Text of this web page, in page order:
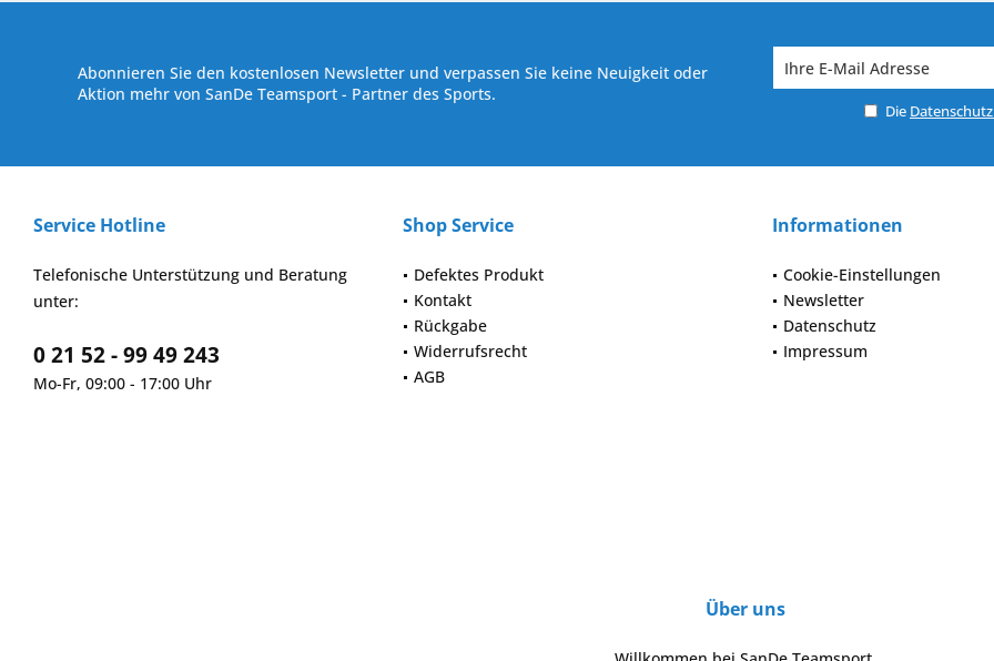
Abonnieren Sie den kostenlosen Newsletter und verpassen Sie keine Neuigkeit oder
Aktion mehr von SanDe Teamsport - Partner des Sports.
Die
Service Hotline
Telefonische Unterstützung und Beratung
unter:
0 21 52 - 99 49 243
Mo-Fr, 09:00 - 17:00 Uhr
Shop Service
Defektes Produkt
Kontakt
Rückgabe
Widerrufsrecht
AGB
Informationen
Cookie-Einstellungen
Newsletter
Datenschutz
Impressum
Über uns